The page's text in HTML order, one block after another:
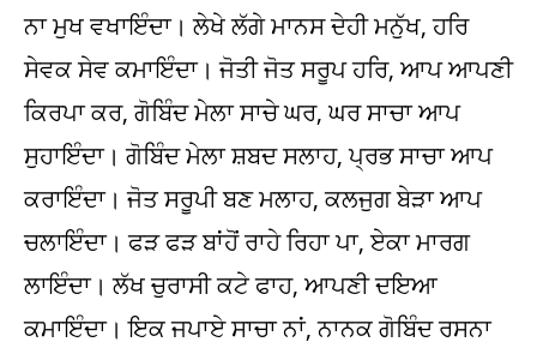
ਨਾ ਮੁਖ ਵਖਾਇੰਦਾ। ਲੇਖੇ ਲੱਗੇ ਮਾਨਸ ਦੇਹੀ ਮਨੁੱਖ, ਹਰਿ
ਸੇਵਕ ਸੇਵ ਕਮਾਇੰਦਾ। ਜੋਤੀ ਜੋਤ ਸਰੂਪ ਹਰਿ, ਆਪ ਆਪਣੀ
ਕਿਰਪਾ ਕਰ, ਗੋਬਿੰਦ ਮੇਲਾ ਸਾਚੇ ਘਰ, ਘਰ ਸਾਚਾ ਆਪ
ਸੁਹਾਇੰਦਾ। ਗੋਬਿੰਦ ਮੇਲਾ ਸ਼ਬਦ ਸਲਾਹ, ਪ੍ਰਭ ਸਾਚਾ ਆਪ
ਕਰਾਇੰਦਾ। ਜੋਤ ਸਰੂਪੀ ਬਣ ਮਲਾਹ, ਕਲਜੁਗ ਬੇੜਾ ਆਪ
ਚਲਾਇੰਦਾ। ਫੜ ਫੜ ਬਾਂਹੋਂ ਰਾਹੇ ਰਿਹਾ ਪਾ, ਏਕਾ ਮਾਰਗ
ਲਾਇੰਦਾ। ਲੱਖ ਚੁਰਾਸੀ ਕਟੇ ਫਾਹ, ਆਪਣੀ ਦਇਆ
ਕਮਾਇੰਦਾ। ਇਕ ਜਪਾਏ ਸਾਚਾ ਨਾਂ, ਨਾਨਕ ਗੋਬਿੰਦ ਰਸਨਾ